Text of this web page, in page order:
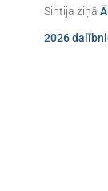
Sintija ziņā
2026